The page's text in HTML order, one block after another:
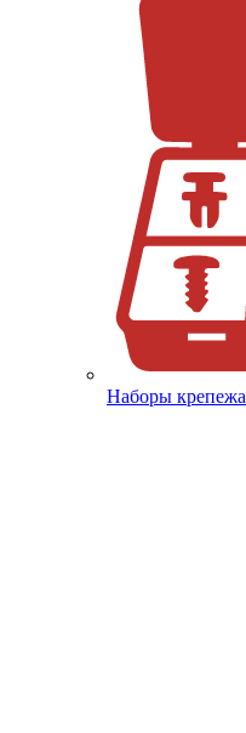
Наборы крепежа